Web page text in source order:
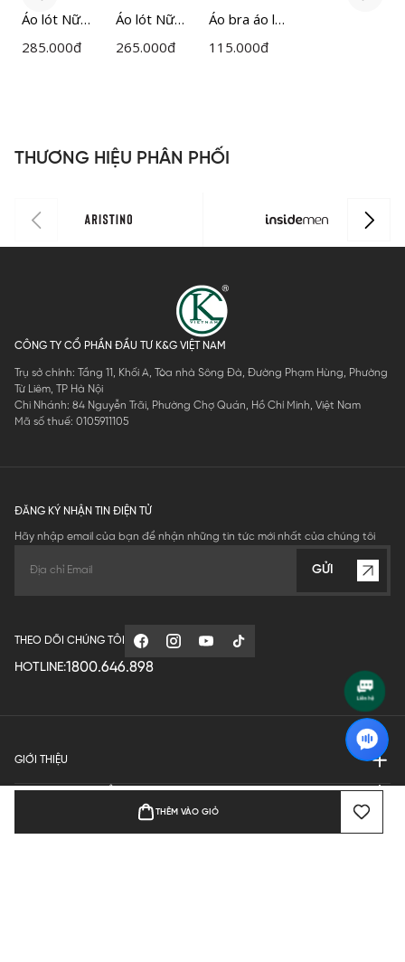
THÊM VÀO GIỎ
Áo lót Nữ
cúp ngực
285.000đ
Áo lót Nữ
bầu tròn
265.000đ
Áo bra áo lá
tuổi teen có
115.000đ
THƯƠNG HIỆU PHÂN PHỐI
CÔNG TY CỔ PHẦN ĐẦU TƯ K&G VIỆT NAM
Trụ sở chính: Tầng 11, Khối A, Tòa nhà Sông Đà, Đường Phạm Hùng, Phường
Từ Liêm, TP Hà Nội
Chi Nhánh: 84 Nguyễn Trãi, Phường Chợ Quán, Hồ Chí Minh, Việt Nam
Mã số thuế: 0105911105
ĐĂNG KÝ NHẬN TIN ĐIỆN TỬ
Hãy nhập email của bạn để nhận những tin tức mới nhất của chúng tôi
GỬI
THEO DÕI CHÚNG TÔI
HOTLINE:1800.646.898
GIỚI THIỆU
QUY ĐỊNH HOẠT ĐỘNG